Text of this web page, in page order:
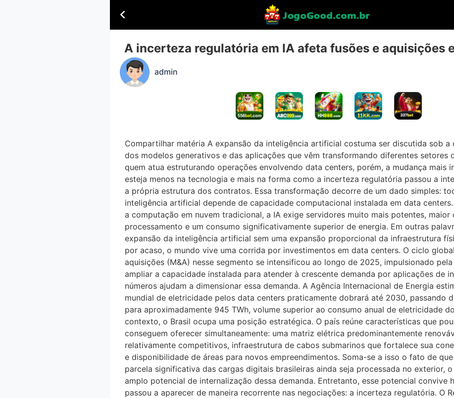
A incerteza regulatória em IA afeta fusões e aquisições
admin
Compartilhar matéria A expansão da inteligência artificial costuma ser discutida sob
dos modelos generativos e das aplicações que vêm transformando diferentes setores
quem atua estruturando operações envolvendo data centers, porém, a mudança mais
esteja menos na tecnologia e mais na forma como a incerteza regulatória passou a
a própria estrutura dos contratos. Essa transformação decorre de um dado simples:
inteligência artificial depende de capacidade computacional instalada em data
a computação em nuvem tradicional, a IA exige servidores muito mais potentes, maior
processamento e um consumo significativamente superior de energia. Em outras
expansão da inteligência artificial sem uma expansão proporcional da infraestrutura
por acaso, o mundo vive uma corrida por investimentos em data centers. O ciclo
aquisições (M&A) nesse segmento se intensificou ao longo de 2025, impulsionado
ampliar a capacidade instalada para atender à crescente demanda por aplicações de
números ajudam a dimensionar essa demanda. A Agência Internacional de Energia
mundial de eletricidade pelos data centers praticamente dobrará até 2030, passando
para aproximadamente 945 TWh, volume superior ao consumo anual de eletricidade
contexto, o Brasil ocupa uma posição estratégica. O país reúne características que
conseguem oferecer simultaneamente: uma matriz elétrica predominantemente
relativamente competitivos, infraestrutura de cabos submarinos que fortalece sua
e disponibilidade de áreas para novos empreendimentos. Soma-se a isso o fato de
parcela significativa das cargas digitais brasileiras ainda seja processada no exterior,
amplo potencial de internalização dessa demanda. Entretanto, esse potencial convive
passou a aparecer de maneira recorrente nas negociações: a incerteza regulatória. O